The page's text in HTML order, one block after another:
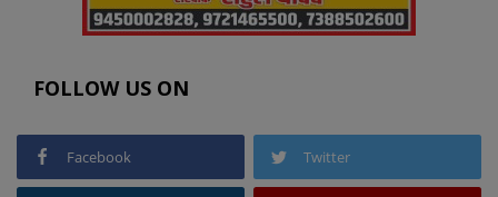
FOLLOW US ON
Facebook Twitter